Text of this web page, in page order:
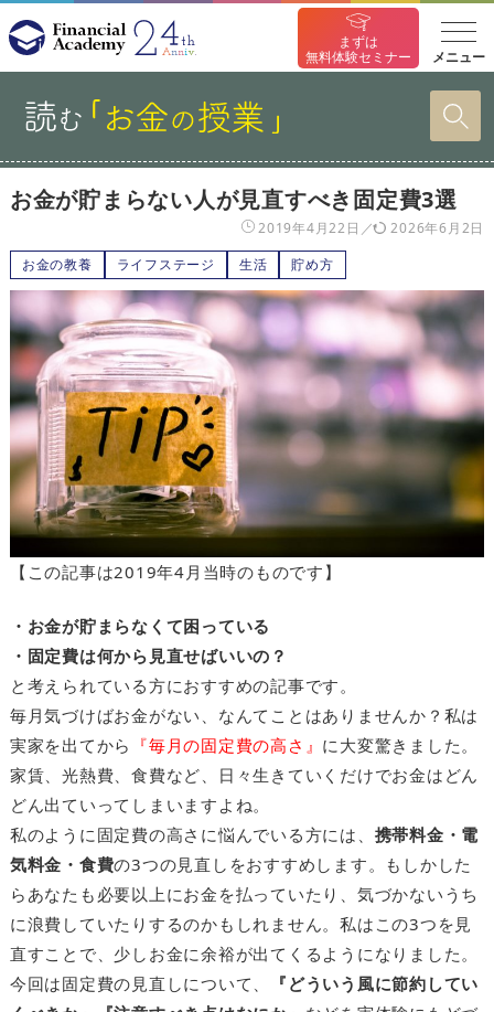
まずは
無料体験セミナー
メニュー
お金が貯まらない人が見直すべき固定費3選
2019年4月22日
2026年6月2日
お金の教養
ライフステージ 生活 貯め方
【この記事は2019年4月当時のものです】
・お金が貯まらなくて困っている
・固定費は何から見直せばいいの？
と考えられている方におすすめの記事です。
毎月気づけばお金がない、なんてことはありませんか？私は
実家を出てから 『毎月の固定費の高さ』 に大変驚きました。
家賃、光熱費、食費など、日々生きていくだけでお金はどん
どん出ていってしまいますよね。
私のように固定費の高さに悩んでいる方には、 携帯料金・電
気料金・食費の3つの見直しをおすすめします。もしかした
らあなたも必要以上にお金を払っていたり、気づかないうち
に浪費していたりするのかもしれません。私はこの3つを見
直すことで、少しお金に余裕が出てくるようになりました。
今回は固定費の見直しについて、
『どういう風に節約してい